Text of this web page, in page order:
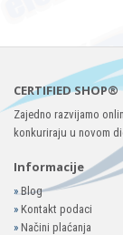
CERTIFIED SHOP®
Zajedno razvijamo
konkuriraju u novom
Informacije
»Blog
» Kontakt podaci
» Načini plaćanja